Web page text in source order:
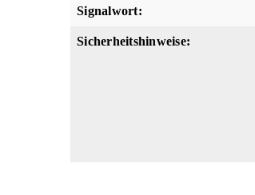
Signalwort:
Sicherheitshinweise: